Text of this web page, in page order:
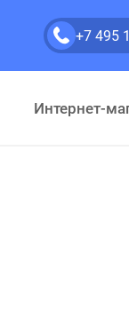
+7 495
Интернет-